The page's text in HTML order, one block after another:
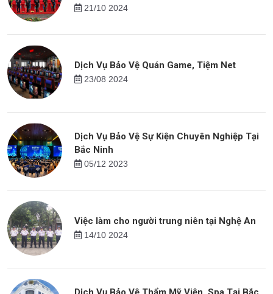
21/10 2024
Dịch Vụ Bảo Vệ Quán Game, Tiệm Net
23/08 2024
Dịch Vụ Bảo Vệ Sự Kiện Chuyên Nghiệp Tại
Bắc Ninh
05/12 2023
Việc làm cho người trung niên tại Nghệ An
14/10 2024